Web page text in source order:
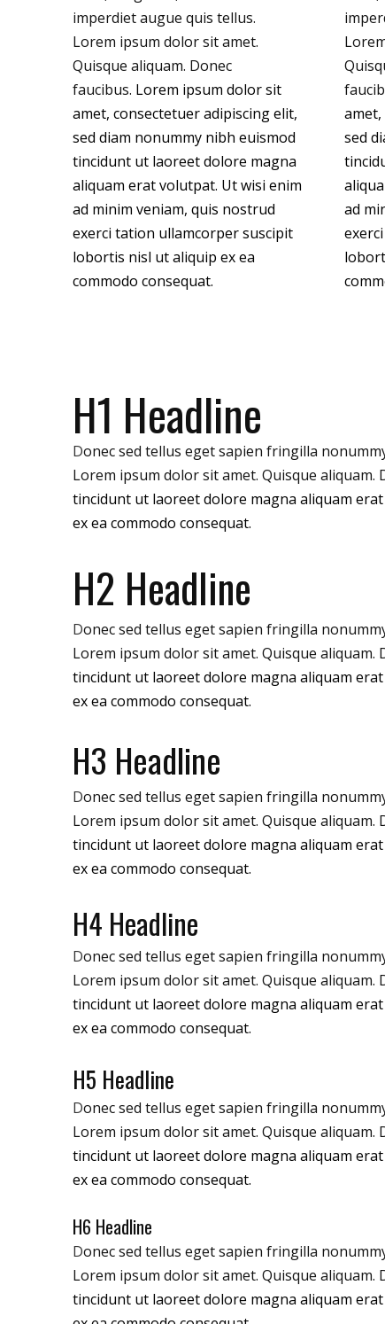
imperdiet augue quis tellus.
Lorem ipsum dolor sit amet.
Quisque aliquam. Donec
faucibus. Lorem ipsum dolor sit
amet, consectetuer adipiscing elit,
sed diam nonummy nibh euismod
tincidunt ut laoreet dolore magna
aliquam erat volutpat. Ut wisi enim
ad minim veniam, quis nostrud
exerci tation ullamcorper suscipit
lobortis nisl ut aliquip ex ea
commodo consequat.
sed
ad
H1 Headline
Donec sed tellus eget sapien fringilla
Lorem ipsum dolor sit amet. Quisque aliquam.
tincidunt ut laoreet dolore magna aliquam
ex ea commodo consequat.
H2 Headline
Donec sed tellus eget sapien fringilla
Lorem ipsum dolor sit amet. Quisque aliquam.
tincidunt ut laoreet dolore magna aliquam
ex ea commodo consequat.
H3 Headline
Donec sed tellus eget sapien fringilla
Lorem ipsum dolor sit amet. Quisque aliquam.
tincidunt ut laoreet dolore magna aliquam
ex ea commodo consequat.
H4 Headline
Donec sed tellus eget sapien fringilla
Lorem ipsum dolor sit amet. Quisque aliquam.
tincidunt ut laoreet dolore magna aliquam
ex ea commodo consequat.
H5 Headline
Donec sed tellus eget sapien fringilla
Lorem ipsum dolor sit amet. Quisque aliquam.
tincidunt ut laoreet dolore magna aliquam
ex ea commodo consequat.
H6 Headline
Donec sed tellus eget sapien fringilla
Lorem ipsum dolor sit amet. Quisque aliquam.
tincidunt ut laoreet dolore magna aliquam